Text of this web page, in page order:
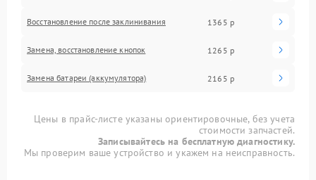
Восстановление после заклинивания 1365 р
Замена, восстановление кнопок 1265 р
Замена батареи (аккумулятора) 2165 р
Цены в прайс-листе указаны ориентировочные, без учета
стоимости запчастей.
Записывайтесь на бесплатную диагностику.
Мы проверим ваше устройство и укажем на неисправность.